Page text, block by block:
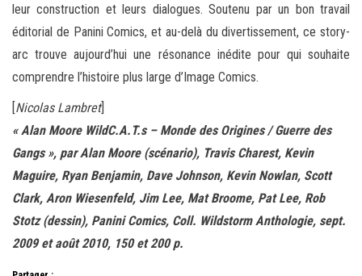
leur construction et leurs dialogues. Soutenu par un bon travail
éditorial de Panini Comics, et au-delà du divertissement, ce story-
arc trouve aujourd’hui une résonance inédite pour qui souhaite
comprendre l’histoire plus large d’Image Comics.
[Nicolas Lambret]
« Alan Moore WildC.A.T.s – Monde des Origines / Guerre des
Gangs », par Alan Moore (scénario), Travis Charest, Kevin
Maguire, Ryan Benjamin, Dave Johnson, Kevin Nowlan, Scott
Clark, Aron Wiesenfeld, Jim Lee, Mat Broome, Pat Lee, Rob
Stotz (dessin), Panini Comics, Coll. Wildstorm Anthologie, sept.
2009 et août 2010, 150 et 200 p.